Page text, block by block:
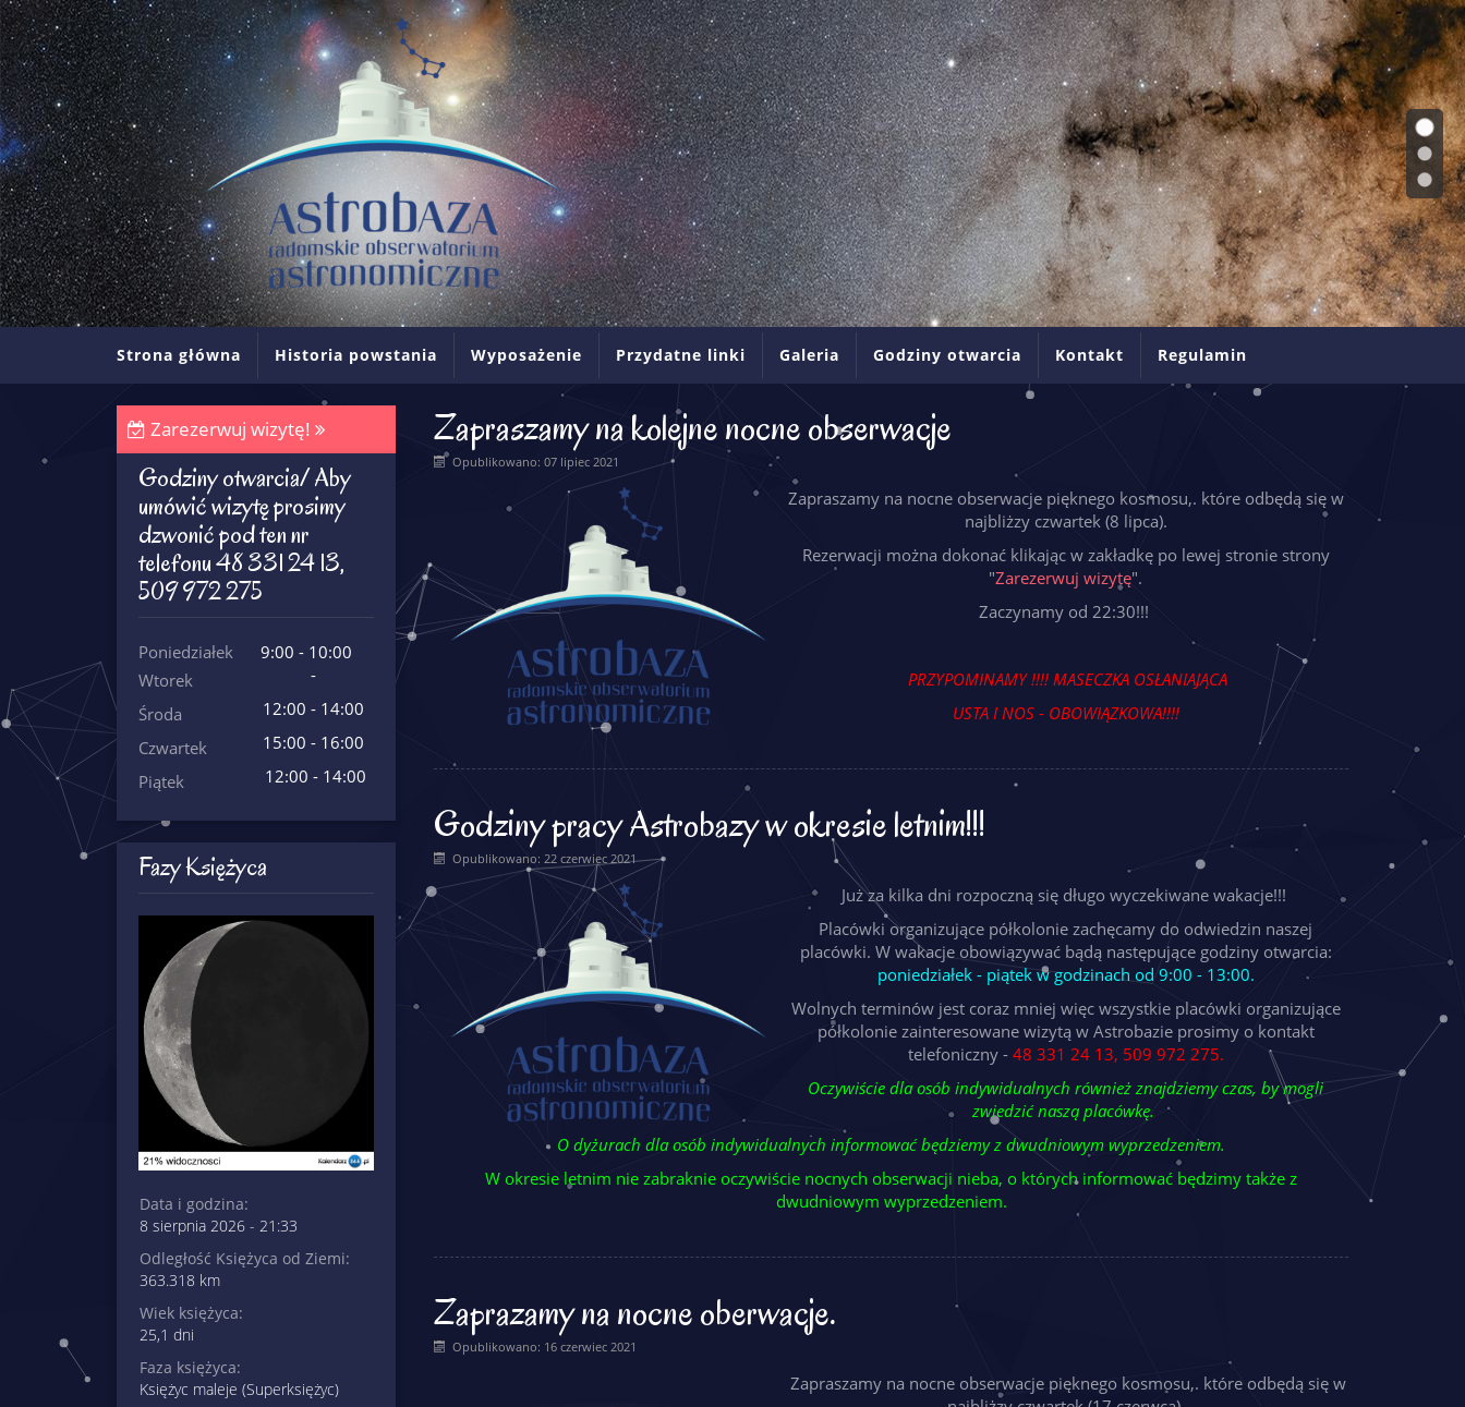
Strona główna Historia powstania Wyposażenie Przydatne linki Galeria Godziny otwarcia Kontakt Regulamin
Zapraszamy na kolejne nocne obserwacje
Opublikowano: 07 lipiec 2021
Zapraszamy na nocne obserwacje pięknego kosmosu,. które odbędą się w
najbliżzy czwartek (8 lipca).
Rezerwacji można dokonać klikając w zakładkę po lewej stronie strony
"Zarezerwuj wizytę".
Zaczynamy od 22:30!!!
PRZYPOMINAMY !!!!MASECZKA OSŁANIAJĄCA
USTA I NOS - OBOWIĄZKOWA!!!!
Godziny pracy Astrobazy w okresie letnim!!!
Opublikowano: 22 czerwiec 2021
Już za kilka dni rozpoczną się długo wyczekiwane wakacje!!!
Placówki organizujące półkolonie zachęcamy do odwiedzin naszej
placówki. W wakacje obowiązywać bądą następujące godziny otwarcia:
poniedziałek - piątek w godzinach od 9:00 - 13:00.
Wolnych terminów jest coraz mniej więc wszystkie placówki organizujące
półkolonie zainteresowane wizytą w Astrobazie prosimy o kontakt
telefoniczny - 48 331 24 13, 509 972 275.
Oczywiście dla osób indywidualnych również znajdziemy czas, by mogli
zwiedzić naszą placówkę.
O dyżurach dla osób indywidualnych informować będziemy z dwudniowym wyprzedzeniem.
W okresie letnim nie zabraknie oczywiście nocnych obserwacji nieba, o których informować będzimy także z
dwudniowym wyprzedzeniem.
Zaprazamy na nocne oberwacje.
Opublikowano: 16 czerwiec 2021
Zapraszamy na nocne obserwacje pięknego kosmosu,. które odbędą się w
Zarezerwuj wizytę!
Godziny otwarcia/ Aby
umówić wizytę prosimy
dzwonić pod ten nr
telefonu 48 331 24 13,
509 972 275
Poniedziałek
9:00 - 10:00
Wtorek
-
Środa
12:00 - 14:00
Czwartek
15:00 - 16:00
Piątek
12:00 - 14:00
Fazy Księżyca
Data i godzina:
8 sierpnia 2026 - 21:33
Odległość Księżyca od Ziemi:
363.318 km
Wiek księżyca:
25,1 dni
Faza księżyca:
Księżyc maleje (Superksiężyc)